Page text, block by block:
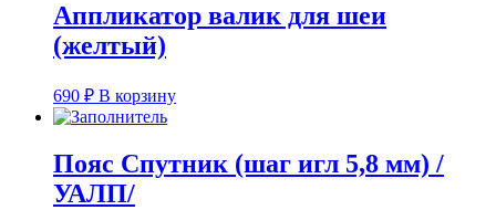
Аппликатор валик для шеи
(желтый)
690 ₽ В корзину
Пояс Спутник (шаг игл 5,8 мм) /
УАЛП/